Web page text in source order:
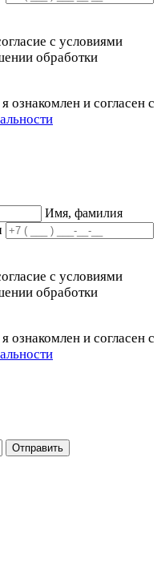
с условиями
обработки
и согласен с
Имя, фамилия
с условиями
обработки
и согласен с
Отправить